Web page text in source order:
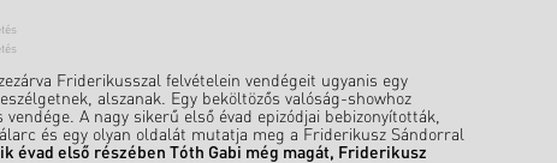
Friderikusszal felvételein vendégeit ugyanis egy
alszanak. Egy beköltözős valóság-showhoz
A nagy sikerű első évad epizódjai bebizonyították,
és egy olyan oldalát mutatja meg a Friderikusz Sándorral
évad első részében Tóth Gabi még magát, Friderikusz